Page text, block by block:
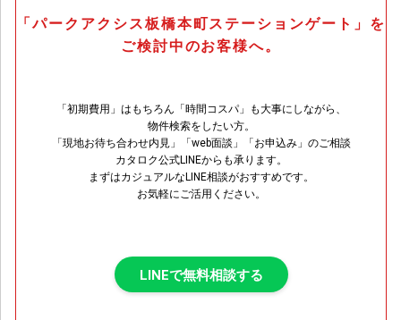
「パークアクシス板橋本町ステーションゲート」を
ご検討中のお客様へ。
「初期費用」はもちろん「時間コスパ」も大事にしながら、
物件検索をしたい方。
「現地お待ち合わせ内見」「web面談」「お申込み」のご相談
カタロク公式LINEからも承ります。
まずはカジュアルなLINE相談がおすすめです。
お気軽にご活用ください。
LINEで無料相談する